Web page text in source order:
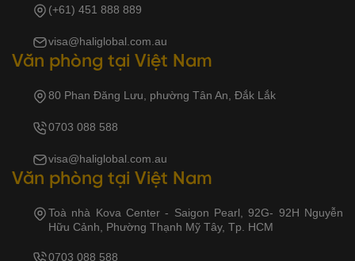
(+61) 451 888 889
visa@haliglobal.com.au
Văn phòng tại Việt Nam
80 Phan Đăng Lưu, phường Tân An, Đắk Lắk
0703 088 588
visa@haliglobal.com.au
Văn phòng tại Việt Nam
Toà nhà Kova Center - Saigon Pearl, 92G- 92H Nguyễn
Hữu Cảnh, Phường Thạnh Mỹ Tây, Tp. HCM
0703 088 588